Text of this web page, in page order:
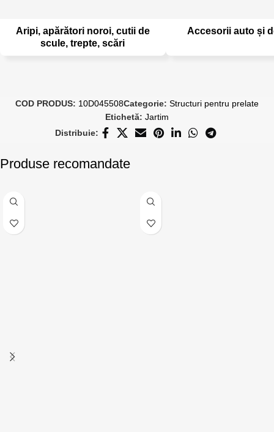
Aripi, apărători noroi, cutii de
scule, trepte, scări
Accesorii auto și
COD PRODUS: 10D045508Categorie: Structuri pentru prelate
Etichetă: Jartim
Distribuie:
Produse recomandate